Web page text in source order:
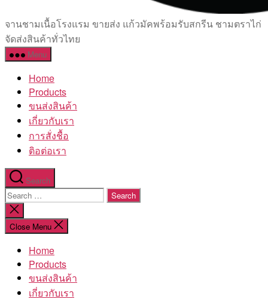
เซรามิค
ครบ
ครัน
โรงงาน
จานชามเนื้อโรงแรม ขายส่ง แก้วมัคพร้อมรับสกรีน ชามตราไก่
จัดส่งสินค้าทั่วไทย
Menu
Home
Products
ขนส่งสินค้า
เกี่ยวกับเรา
การสั่งชื้อ
ติอต่อเรา
Search
Search
for:
Close
search
Close Menu
Home
Products
ขนส่งสินค้า
เกี่ยวกับเรา